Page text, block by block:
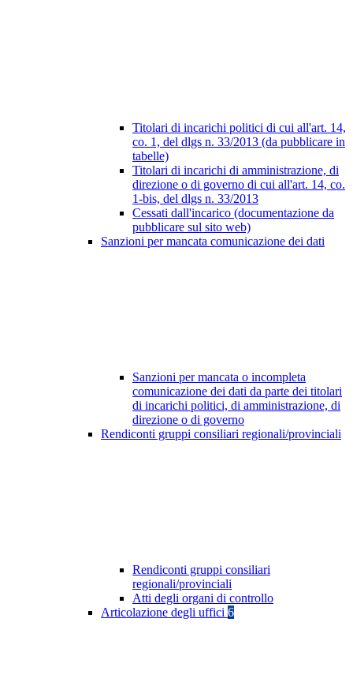
Titolari di incarichi politici di cui all'art. 14,
co. 1, del dlgs n. 33/2013 (da pubblicare in
tabelle)
Titolari di incarichi di amministrazione, di
direzione o di governo di cui all'art. 14, co.
1-bis, del dlgs n. 33/2013
Cessati dall'incarico (documentazione da
pubblicare sul sito web)
Sanzioni per mancata comunicazione dei dati
Sanzioni per mancata o incompleta
comunicazione dei dati da parte dei titolari
di incarichi politici, di amministrazione, di
direzione o di governo
Rendiconti gruppi consiliari regionali/provinciali
Rendiconti gruppi consiliari
regionali/provinciali
Atti degli organi di controllo
Articolazione degli uffici 6